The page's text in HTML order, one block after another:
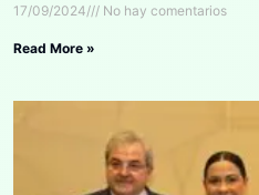
17/09/2024 No hay comentarios
Read More »